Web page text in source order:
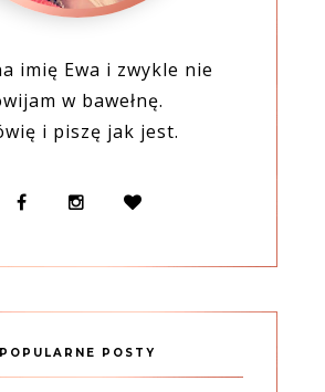
imię Ewa i zwykle nie
w bawełnę.
i piszę jak jest.
POPULARNE POSTY